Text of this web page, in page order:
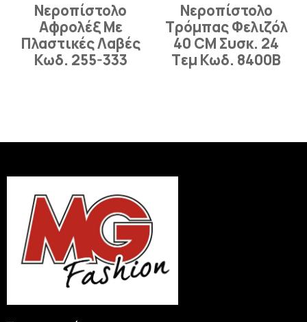
Νεροπίστολο
Αφρολέξ Με
Πλαστικές Λαβές
Κωδ. 255-333
Νεροπίστολο
Τρόμπας Φελιζόλ
40 CM Συσκ. 24
Tεμ Κωδ. 8400B